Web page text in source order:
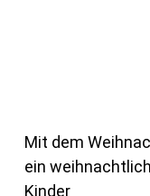
Mit dem
ein
Kinder